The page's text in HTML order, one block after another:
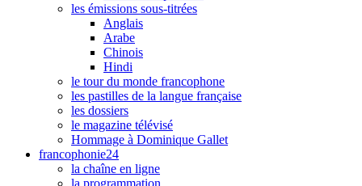
les émissions sous-titrées
Anglais
Arabe
Chinois
Hindi
le tour du monde francophone
les pastilles de la langue française
les dossiers
le magazine télévisé
Hommage à Dominique Gallet
francophonie24
la chaîne en ligne
la programmation